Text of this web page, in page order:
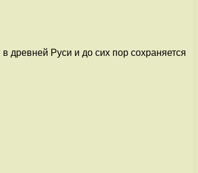
древней Руси и до сих пор сохраняется